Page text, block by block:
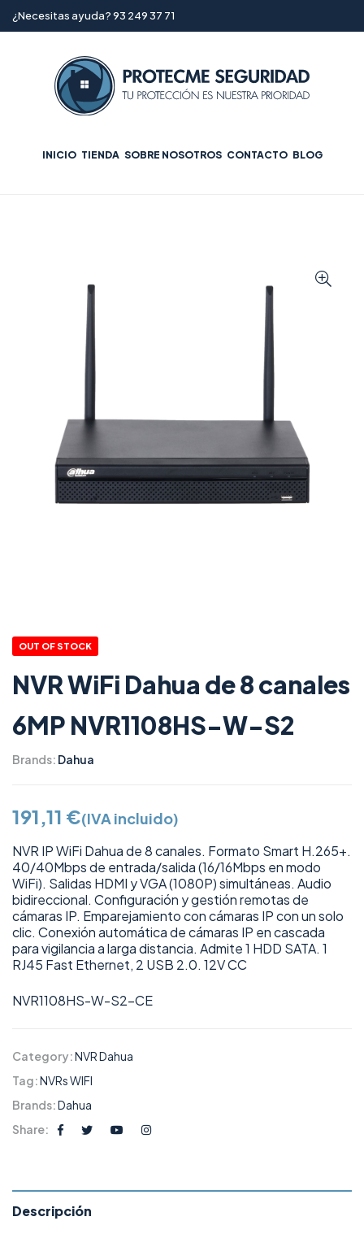
¿Necesitas ayuda? 93 249 37 71
INICIO TIENDA SOBRE NOSOTROS CONTACTO BLOG
OUT OF STOCK
NVR WiFi Dahua de 8 canales
6MP NVR1108HS-W-S2
Brands: Dahua
191,11 €(IVA incluido)
NVR IP WiFi Dahua de 8 canales. Formato Smart H.265+.
40/40Mbps de entrada/salida (16/16Mbps en modo
WiFi). Salidas HDMI y VGA (1080P) simultáneas. Audio
bidireccional. Configuración y gestión remotas de
cámaras IP. Emparejamiento con cámaras IP con un solo
clic. Conexión automática de cámaras IP en cascada
para vigilancia a larga distancia. Admite 1 HDD SATA. 1
RJ45 Fast Ethernet, 2 USB 2.0. 12V CC
NVR1108HS-W-S2-CE
Category:NVR Dahua
Tag:NVRs WIFI
Brands:Dahua
Share:
Descripción